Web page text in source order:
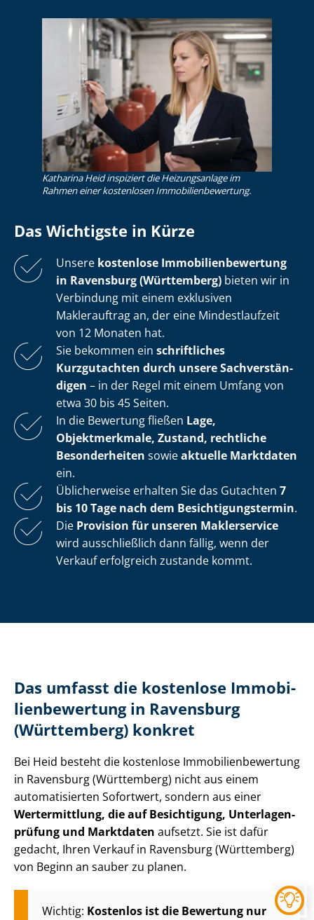
Katharina Heid inspiziert die Heizungsanlage im
Rahmen einer kostenlosen Im­mo­bi­li­en­be­wer­tung.
Das Wichtigste in Kürze
Unsere kostenlose Im­mo­bi­li­en­be­wer­tung
in Ravensburg (Württemberg) bieten wir in
Verbindung mit einem exklusiven
Maklerauftrag an, der eine Mindestlaufzeit
von 12 Monaten hat.
Sie bekommen ein schriftliches
Kurzgutachten durch unsere Sach­ver­stän­
di­gen – in der Regel mit einem Umfang von
etwa 30 bis 45 Seiten.
In die Bewertung fließen Lage,
Objektmerkmale, Zustand, rechtliche
Besonderheiten sowieaktuelle Marktdaten
ein.
Üblicherweise erhalten Sie das Gutachten 7
bis 10 Tage nach dem Be­sich­ti­gungs­ter­min.
Die Provision für unseren Maklerservice
wird ausschließlich dann fällig, wenn der
Verkauf erfolgreich zustande kommt.
Das umfasst die kostenlose Im­mo­bi­
li­en­be­wer­tung in Ravensburg
(Württemberg) konkret
Bei Heid besteht die kostenlose Im­mo­bi­li­en­be­wer­tung
in Ravensburg (Württemberg) nicht aus einem
automatisierten Sofortwert, sondern aus einer
Wertermittlung, die auf Besichtigung, Un­ter­la­gen­
prü­fung und Marktdaten aufsetzt. Sie ist dafür
gedacht, Ihren Verkauf in Ravensburg (Württemberg)
von Beginn an sauber zu planen.
Wichtig: Kostenlos ist die Bewertung nur